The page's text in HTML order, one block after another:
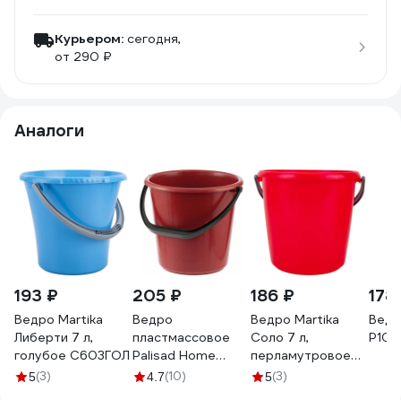
Курьером: сегодня,
от 290 ₽
Аналоги
193 ₽
Ведро Martika
Либерти 7 л,
голубое С603ГОЛ
5(3)
205 ₽
Ведро
пластмассовое
Palisad Home
круглое, 10 л
4.7(10)
186 ₽
Ведро Martika
Соло 7 л,
перламутровое
красное С632КРА
5(3)
178
P1011